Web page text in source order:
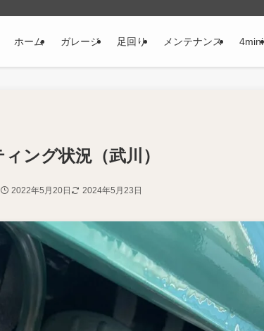
ホーム ガレージ 足回り メンテナンス 4mini
ング状況（武川）
2022年5月20日 2024年5月23日